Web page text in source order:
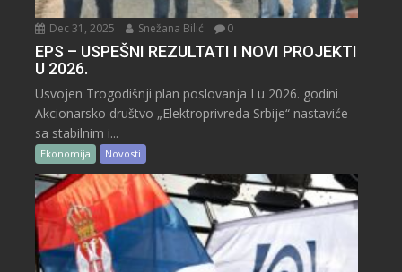
Dec 31, 2025 Snežana Bilić 0
EPS – USPEŠNI REZULTATI I NOVI PROJEKTI
U 2026.
Usvojen Trogodišnji plan poslovanja I u 2026. godini
Akcionarsko društvo „Elektroprivreda Srbije“ nastaviće
sa stabilnim i...
Ekonomija Novosti